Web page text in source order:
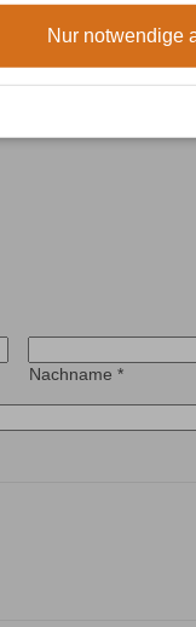
Nachname *
Nur notwendige